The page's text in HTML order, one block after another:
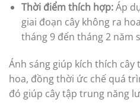
Thời điểm thích hợp:Áp
giai đoạn cây không ra
tháng 9 đến tháng 2 năm
Ánh sáng giúp kích thích
hoa, đồng thời ức chế quá
đó giúp cây tập trung năng